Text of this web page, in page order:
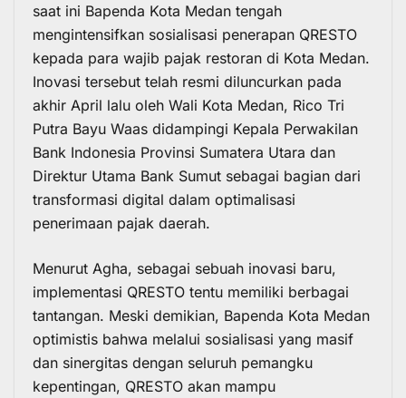
saat ini Bapenda Kota Medan tengah
mengintensifkan sosialisasi penerapan QRESTO
kepada para wajib pajak restoran di Kota Medan.
Inovasi tersebut telah resmi diluncurkan pada
akhir April lalu oleh Wali Kota Medan, Rico Tri
Putra Bayu Waas didampingi Kepala Perwakilan
Bank Indonesia Provinsi Sumatera Utara dan
Direktur Utama Bank Sumut sebagai bagian dari
transformasi digital dalam optimalisasi
penerimaan pajak daerah.
Menurut Agha, sebagai sebuah inovasi baru,
implementasi QRESTO tentu memiliki berbagai
tantangan. Meski demikian, Bapenda Kota Medan
optimistis bahwa melalui sosialisasi yang masif
dan sinergitas dengan seluruh pemangku
kepentingan, QRESTO akan mampu